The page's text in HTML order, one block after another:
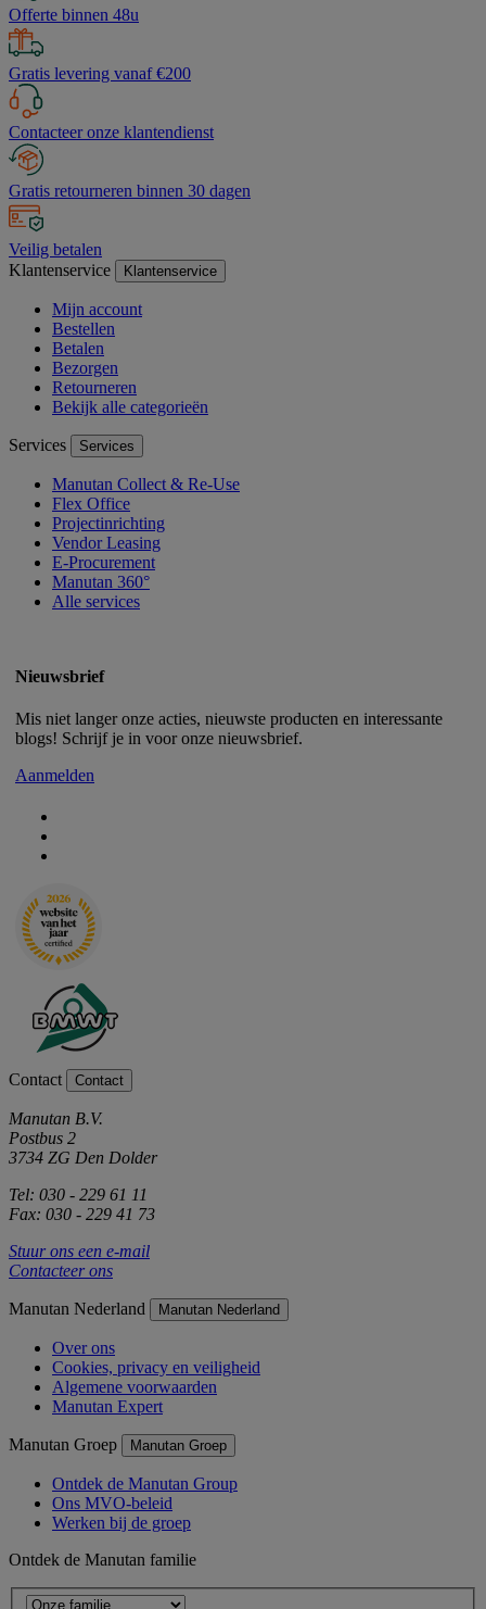
Offerte binnen 48u
Gratis levering vanaf €200
Contacteer onze klantendienst
Gratis retourneren binnen 30 dagen
Veilig betalen
Klantenservice
Klantenservice
Mijn account
Bestellen
Betalen
Bezorgen
Retourneren
Bekijk alle categorieën
Services Services
Manutan Collect & Re-Use
Flex Office
Projectinrichting
Vendor Leasing
E-Procurement
Manutan 360°
Alle services
Nieuwsbrief
Mis niet langer onze acties, nieuwste producten en interessante
blogs! Schrijf je in voor onze nieuwsbrief.
Aanmelden
Contact Contact
Manutan B.V.
Postbus 2
3734 ZG Den Dolder
Tel: 030 - 229 61 11
Fax: 030 - 229 41 73
Stuur ons een e-mail
Contacteer ons
Manutan Nederland Manutan Nederland
Over ons
Cookies, privacy en veiligheid
Algemene voorwaarden
Manutan Expert
Manutan Groep Manutan Groep
Ontdek de Manutan Group
Ons MVO-beleid
Werken bij de groep
Ontdek de Manutan familie